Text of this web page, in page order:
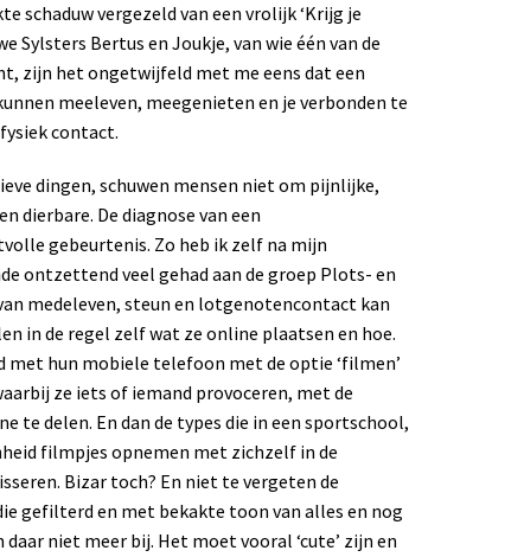
schaduw vergezeld van een vrolijk ‘Krijg je
Sylsters Bertus en Joukje, van wie één van de
zijn het ongetwijfeld met me eens dat een
meeleven, meegenieten en je verbonden te
contact.
dingen, schuwen mensen niet om pijnlijke,
dierbare. De diagnose van een
gebeurtenis. Zo heb ik zelf na mijn
ontzettend veel gehad aan de groep Plots- en
medeleven, steun en lotgenotencontact kan
in de regel zelf wat ze online plaatsen en hoe.
met hun mobiele telefoon met de optie ‘filmen’
ze iets of iemand provoceren, met de
te delen. En dan de types die in een sportschool,
filmpjes opnemen met zichzelf in de
Bizar toch? En niet te vergeten de
gefilterd en met bekakte toon van alles en nog
niet meer bij. Het moet vooral ‘cute’ zijn en